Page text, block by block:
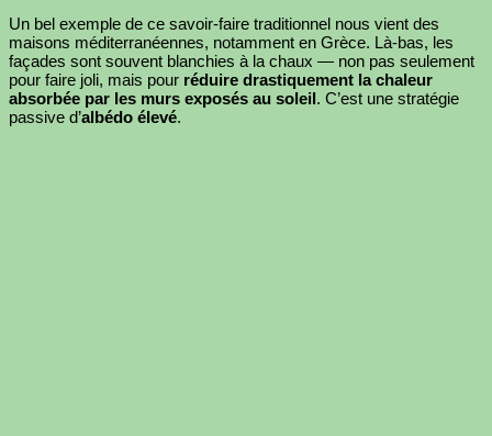
Un bel exemple de ce savoir-faire traditionnel nous vient des
maisons méditerranéennes, notamment en Grèce. Là-bas, les
façades sont souvent blanchies à la chaux — non pas seulement
pour faire joli, mais pour réduire drastiquement la chaleur
absorbée par les murs exposés au soleil. C’est une stratégie
passive d’albédo élevé.